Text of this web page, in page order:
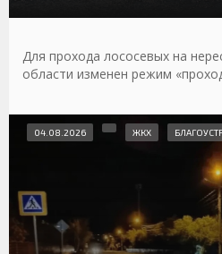
Для прохода лососевых на
области изменен режим
04.08.2026 ЖКХ